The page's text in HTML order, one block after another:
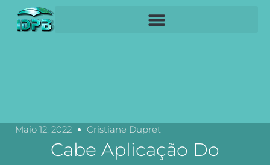
Maio 12, 2022 Cristiane Dupret
Cabe Aplicação Do